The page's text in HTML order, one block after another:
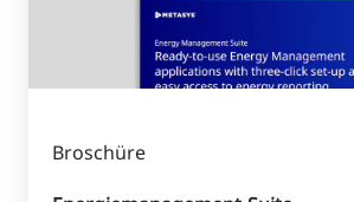
Broschüre